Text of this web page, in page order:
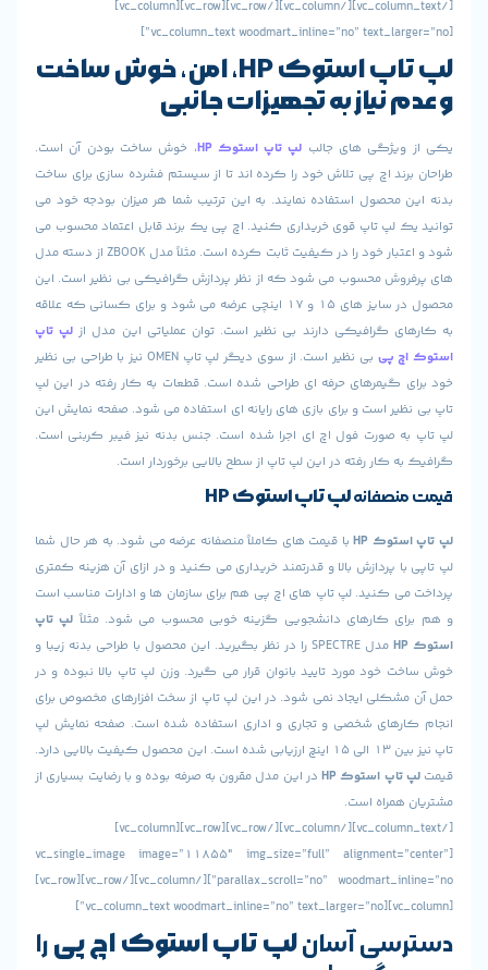
[/vc_column_text][/vc_column][/vc_row][vc_row][vc_column]
استوکHP، امن، خوش ساخت
نیاز به تجهیزات جانبی
های جالبلپ تاپ استوکHP، خوش ساخت بودن آن است.
اچ پی تلاش خود را کرده اند تا از سیستم فشرده سازی برای ساخت
محصول استفاده نمایند. به این ترتیب شما هر میزان بودجه خود می
لپ تاپ قوی خریداری کنید. اچ پی یک برند قابل اعتماد محسوب می
شود و اعتبار خود را در کیفیت ثابت کرده است. مثلاً مدل ZBOOK از دسته مدل
محسوب می شود که از نظر پردازش گرافیکی بی نظیر است. این
محصول در سایز های 15 و 17 اینچی عرضه می شود و برای کسانی که علاقه
گرافیکی دارند بی نظیر است. توان عملیاتی این مدل ازلپ تاپ
بی نظیر است. از سوی دیگر لپ تاپ OMEN نیز با طراحی بی نظیر
گیمرهای حرفه ای طراحی شده است. قطعات به کار رفته در این لپ
است و برای بازی های رایانه ای استفاده می شود. صفحه نمایش این
صورت فول اچ ای اجرا شده است. جنس بدنه نیز فیبر کربنی است.
کار رفته در این لپ تاپ از سطح بالایی برخوردار است.
لپ تاپ استوکHP
HP با قیمت های کاملاً منصفانه عرضه می شود. به هر حال شما
پردازش بالا و قدرتمند خریداری می کنید و در ازای آن هزینه کمتری
کنید. لپ تاپ های اچ پی هم برای سازمان ها و ادارات مناسب است
کارهای دانشجویی گزینه خوبی محسوب می شود. مثلاً لپ تاپ
مدل SPECTRE را در نظر بگیرید. این محصول با طراحی بدنه زیبا و
خود مورد تایید بانوان قرار می گیرد. وزن لپ تاپ بالا نبوده و در
ایجاد نمی شود. در این لپ تاپ از سخت افزارهای مخصوص برای
شخصی و تجاری و اداری استفاده شده است. صفحه نمایش لپ
تاپ نیز بین 13 الی 15 اینچ ارزیابی شده است. این محصول کیفیت بالایی دارد.
تاپ استوکHPدر این مدل مقرون به صرفه بوده و با رضایت بسیاری از
است.
[/vc_column_text][/vc_column][/vc_row][vc_row][vc_column]
[vc_single_image image=”11855″ img_size=”full”
parallax_scroll=”no” woodmart_inline=”no”][/vc_column][/vc_row][vc_row]
آسانلپ تاپ استوک اچ پیرا